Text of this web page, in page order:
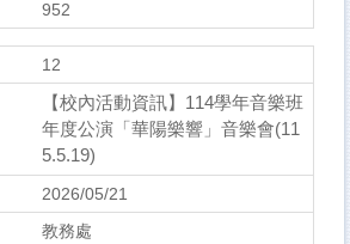
952
12
【校內活動資訊】114學年音樂班
年度公演「華陽樂響」音樂會(11
5.5.19)
2026/05/21
教務處